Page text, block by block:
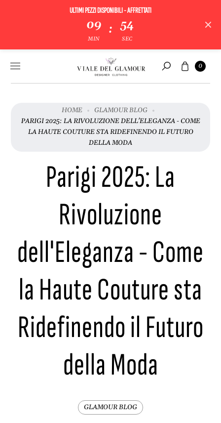
contenuto
ULTIMI PEZZI DISPONIBILI - AFFRETTATI
09
MIN
: 53
SEC
Cerca
Carrello
0
HOME
GLAMOUR BLOG
PARIGI 2025: LA RIVOLUZIONE DELL'ELEGANZA - COME
LA HAUTE COUTURE STA RIDEFINENDO IL FUTURO
DELLA MODA
Parigi 2025: La
Rivoluzione
dell'Eleganza - Come
la Haute Couture sta
Ridefinendo il Futuro
della Moda
GLAMOUR BLOG